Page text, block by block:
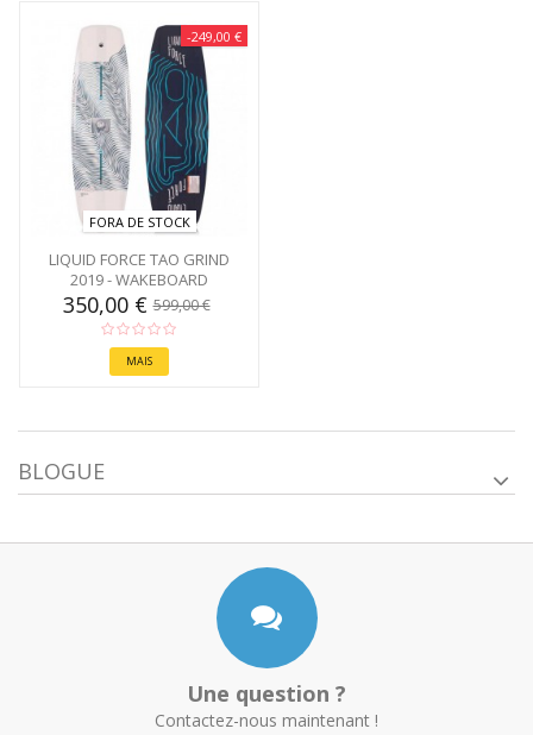
-249,00 €
FORA DE STOCK
LIQUID FORCE TAO GRIND
2019 - WAKEBOARD
350,00 €599,00 €
MAIS
BLOGUE
Une question ?
Contactez-nous maintenant !